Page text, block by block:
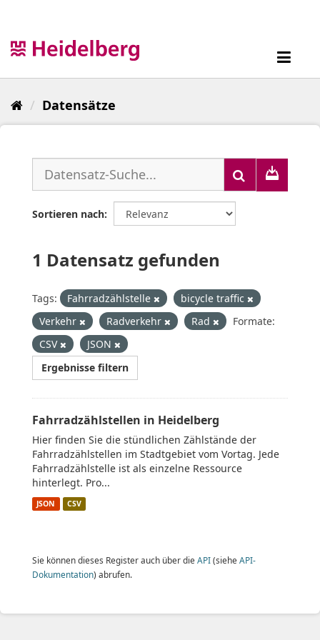
Datensätze
Sortieren nach
1 Datensatz gefunden
Tags: Fahrradzählstelle
bicycle traffic
Verkehr
Radverkehr Rad
Formate:
CSV
JSON
Ergebnisse filtern
Fahrradzählstellen in Heidelberg
Hier finden Sie die stündlichen Zählstände der
Fahrradzählstellen im Stadtgebiet vom Vortag. Jede
Fahrradzählstelle ist als einzelne Ressource
hinterlegt. Pro...
JSON CSV
Sie können dieses Register auch über die API(siehe API-
Dokumentation) abrufen.